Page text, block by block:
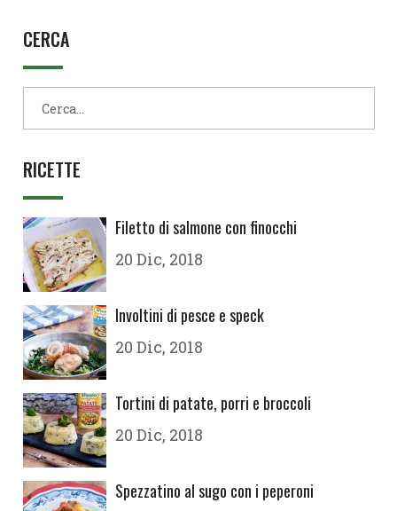
CERCA
RICETTE
Filetto di salmone con finocchi
20 Dic, 2018
Involtini di pesce e speck
20 Dic, 2018
Tortini di patate, porri e broccoli
20 Dic, 2018
Spezzatino al sugo con i peperoni